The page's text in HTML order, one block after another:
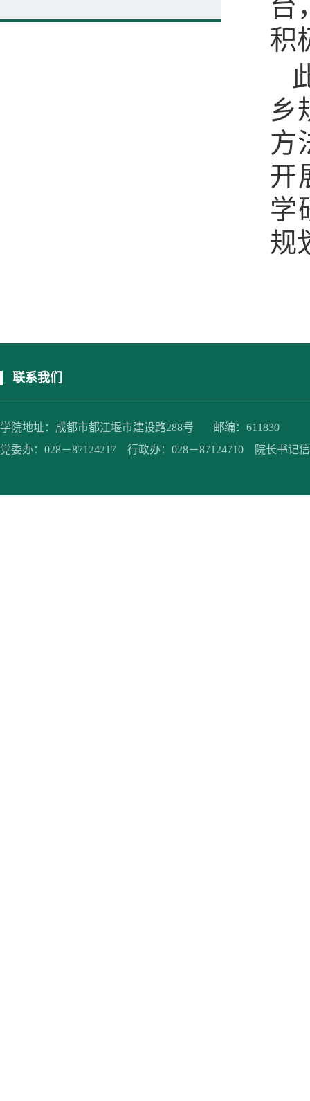
台
积
乡
方
开
学
规
联系我们
学院地址：成都市都江堰市建设路288号 邮编：611830
党委办：028－87124217 行政办：028－87124710 院长书记信